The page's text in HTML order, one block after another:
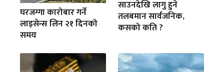
घरजग्गा कारोबार गर्ने
लाइसेन्स लिन २१ दिनको
समय
साउनदेखि लागु हुने
तलबमान सार्वजनिक,
कसको कति ?